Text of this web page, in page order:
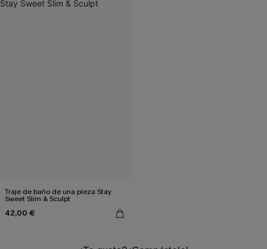
Traje de baño de una pieza Stay
Sweet Slim & Sculpt
42,00 €